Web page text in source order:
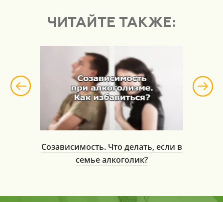
ЧИТАЙТЕ ТАКЖЕ:
Созависимость. Что делать, если в
семье алкоголик?